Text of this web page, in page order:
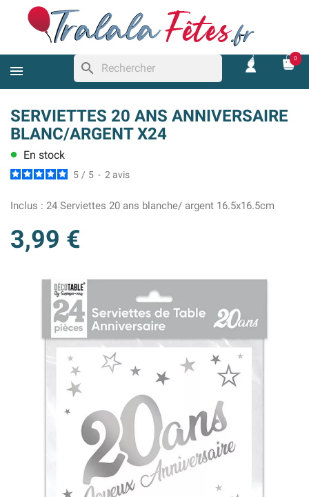
search
0
SERVIETTES 20 ANS ANNIVERSAIRE
BLANC/ARGENT X24
lens En stock
5 / 5 - 2 avis
Inclus : 24 Serviettes 20 ans blanche/ argent 16.5x16.5cm
3,99 €